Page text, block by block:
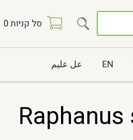
סל קניות0
EN عل عليم